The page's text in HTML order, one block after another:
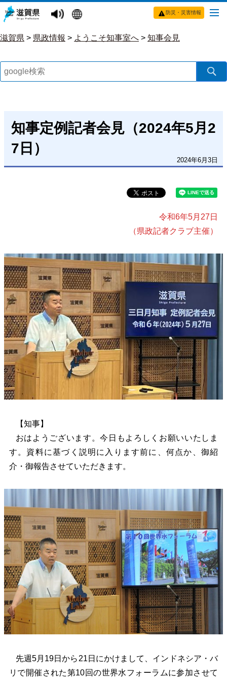
防災・災害情報
滋賀県 > 県政情報 > ようこそ知事室へ > 知事会見
知事定例記者会見（2024年5月2
7日）
2024年6月3日
令和6年5月27日
（県政記者クラブ主催）
【知事】
おはようございます。今日もよろしくお願いいたしま
す。資料に基づく説明に入ります前に、何点か、御紹
介・御報告させていただきます。
先週5月19日から21日にかけまして、インドネシア・バ
リで開催された第10回の世界水フォーラムに参加させて